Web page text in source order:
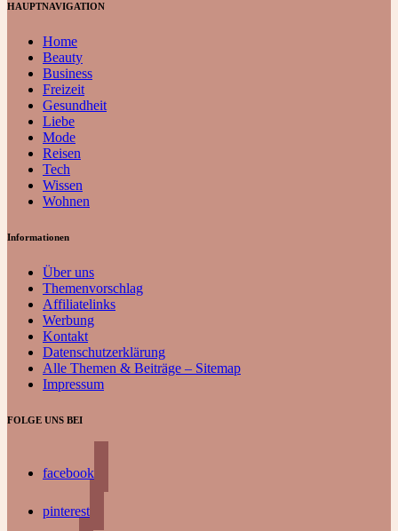
HAUPTNAVIGATION
Home
Beauty
Business
Freizeit
Gesundheit
Liebe
Mode
Reisen
Tech
Wissen
Wohnen
Informationen
Über uns
Themenvorschlag
Affiliatelinks
Werbung
Kontakt
Datenschutzerklärung
Alle Themen & Beiträge – Sitemap
Impressum
FOLGE UNS BEI
facebook
pinterest